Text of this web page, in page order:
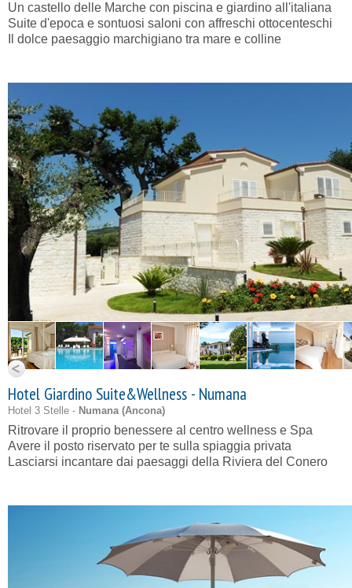
Un castello delle Marche con piscina e giardino all'italiana
Suite d'epoca e sontuosi saloni con affreschi ottocenteschi
Il dolce paesaggio marchigiano tra mare e colline
Hotel Giardino Suite&Wellness - Numana
Hotel 3 Stelle - Numana (Ancona)
Ritrovare il proprio benessere al centro wellness e Spa
Avere il posto riservato per te sulla spiaggia privata
Lasciarsi incantare dai paesaggi della Riviera del Conero